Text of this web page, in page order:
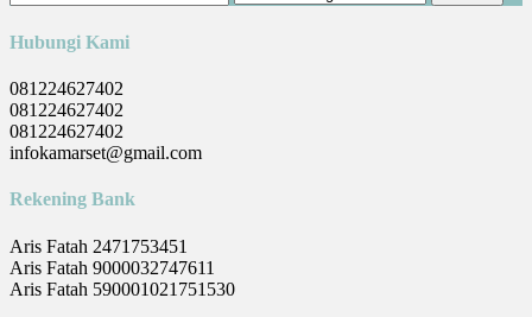
Hubungi Kami
081224627402
081224627402
081224627402
infokamarset@gmail.com
Rekening Bank
Aris Fatah 2471753451
Aris Fatah 9000032747611
Aris Fatah 590001021751530